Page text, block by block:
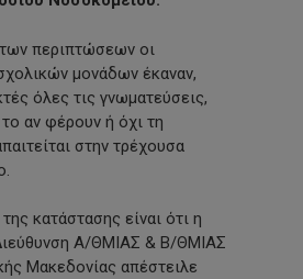
περιπτώσεων οι
μονάδων έκαναν,
όλες τις γνωματεύσεις,
αν φέρουν ή όχι τη
στην τρέχουσα
κατάστασης είναι ότι η
Α/ΘΜΙΑΣ & Β/ΘΜΙΑΣ
Μακεδονίας απέστειλε